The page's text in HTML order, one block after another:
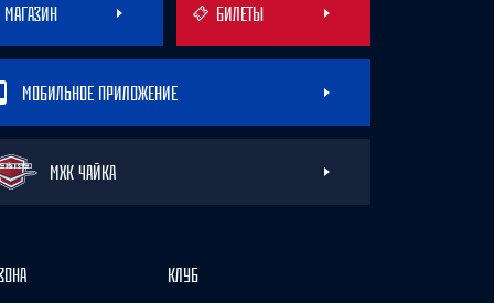
МАГАЗИН БИЛЕТЫ
МОБИЛЬНОЕ ПРИЛОЖЕНИЕ
МХК ЧАЙКА
КЛУБ